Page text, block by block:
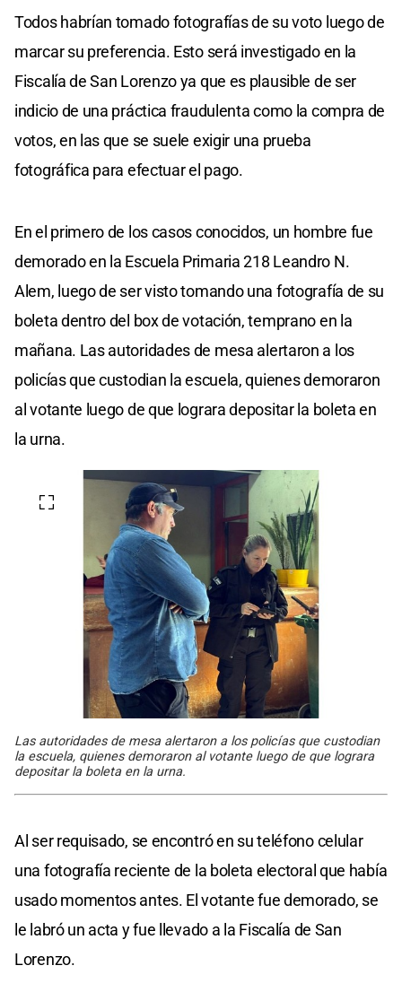
Todos habrían tomado fotografías de su voto luego de
marcar su preferencia. Esto será investigado en la
Fiscalía de San Lorenzo ya que es plausible de ser
indicio de una práctica fraudulenta como la compra de
votos, en las que se suele exigir una prueba
fotográfica para efectuar el pago.
En el primero de los casos conocidos, un hombre fue
demorado en la Escuela Primaria 218 Leandro N.
Alem, luego de ser visto tomando una fotografía de su
boleta dentro del box de votación, temprano en la
mañana. Las autoridades de mesa alertaron a los
policías que custodian la escuela, quienes demoraron
al votante luego de que lograra depositar la boleta en
la urna.
Las autoridades de mesa alertaron a los policías que custodian
la escuela, quienes demoraron al votante luego de que lograra
depositar la boleta en la urna.
Al ser requisado, se encontró en su teléfono celular
una fotografía reciente de la boleta electoral que había
usado momentos antes. El votante fue demorado, se
le labró un acta y fue llevado a la Fiscalía de San
Lorenzo.